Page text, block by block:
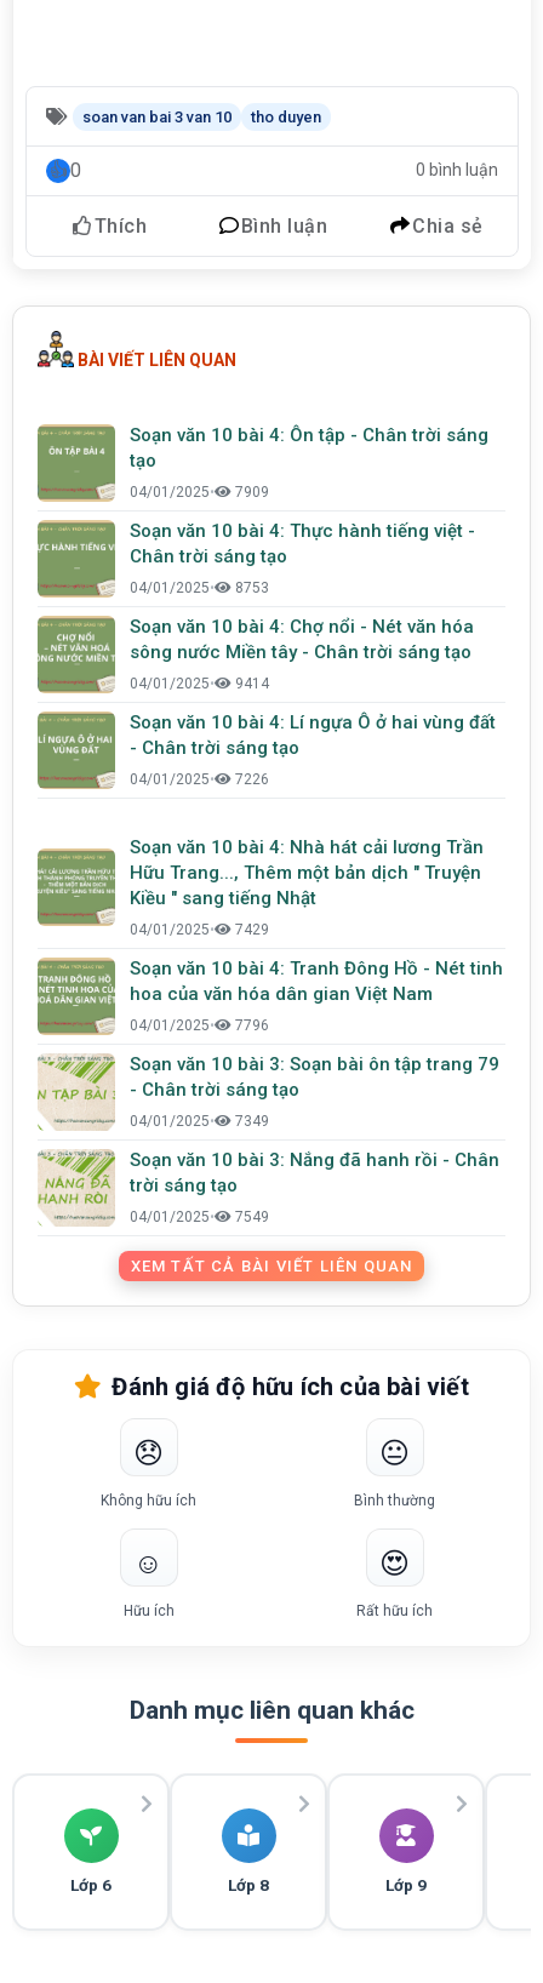
soan van bai 3 van 10 tho duyen
0 0 bình luận
Thích Bình luận Chia sẻ
BÀI VIẾT LIÊN QUAN
Soạn văn 10 bài 4: Ôn tập - Chân trời sáng
tạo
04/01/2025• 7909
Soạn văn 10 bài 4: Thực hành tiếng việt -
Chân trời sáng tạo
04/01/2025• 8753
Soạn văn 10 bài 4: Chợ nổi - Nét văn hóa
sông nước Miền tây - Chân trời sáng tạo
04/01/2025• 9414
Soạn văn 10 bài 4: Lí ngựa Ô ở hai vùng đất
- Chân trời sáng tạo
04/01/2025• 7226
Soạn văn 10 bài 4: Nhà hát cải lương Trần
Hữu Trang..., Thêm một bản dịch " Truyện
Kiều " sang tiếng Nhật
04/01/2025• 7429
Soạn văn 10 bài 4: Tranh Đông Hồ - Nét tinh
hoa của văn hóa dân gian Việt Nam
04/01/2025• 7796
Soạn văn 10 bài 3: Soạn bài ôn tập trang 79
- Chân trời sáng tạo
04/01/2025• 7349
Soạn văn 10 bài 3: Nắng đã hanh rồi - Chân
trời sáng tạo
04/01/2025• 7549
XEM TẤT CẢ BÀI VIẾT LIÊN QUAN
Đánh giá độ hữu ích của bài viết
😞
Không hữu ích
😐
Bình thường
☺️
Hữu ích
😍
Rất hữu ích
Danh mục liên quan khác
Lớp 6 Lớp 8 Lớp 9